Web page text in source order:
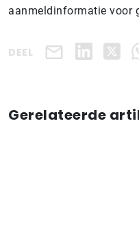
aanmeldinformatie voor
DEEL
Gerelateerde